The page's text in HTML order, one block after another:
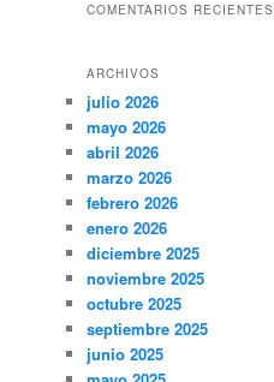
COMENTARIOS RECIENTES
ARCHIVOS
julio 2026
mayo 2026
abril 2026
marzo 2026
febrero 2026
enero 2026
diciembre 2025
noviembre 2025
octubre 2025
septiembre 2025
junio 2025